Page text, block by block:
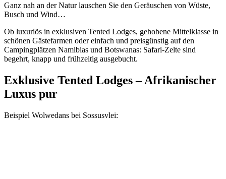
Ganz nah an der Natur lauschen Sie den Geräuschen von Wüste,
Busch und Wind…
Ob luxuriös in exklusiven Tented Lodges, gehobene Mittelklasse in
schönen Gästefarmen oder einfach und preisgünstig auf den
Campingplätzen Namibias und Botswanas: Safari-Zelte sind
begehrt, knapp und frühzeitig ausgebucht.
Exklusive Tented Lodges – Afrikanischer
Luxus pur
Beispiel Wolwedans bei Sossusvlei: